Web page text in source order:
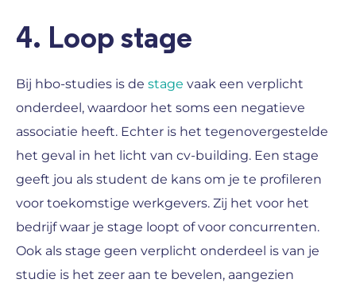
4. Loop stage
Bij hbo-studies is de stage vaak een verplicht
onderdeel, waardoor het soms een negatieve
associatie heeft. Echter is het tegenovergestelde
het geval in het licht van cv-building. Een stage
geeft jou als student de kans om je te profileren
voor toekomstige werkgevers. Zij het voor het
bedrijf waar je stage loopt of voor concurrenten.
Ook als stage geen verplicht onderdeel is van je
studie is het zeer aan te bevelen, aangezien